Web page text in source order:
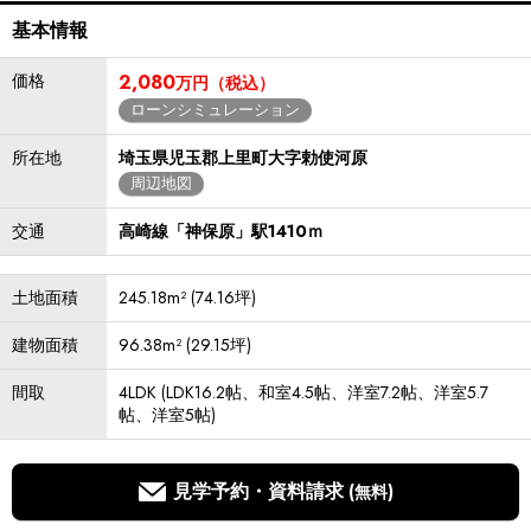
基本情報
価格 2,080万円（税込）
ローンシミュレーション
所在地 埼玉県児玉郡上里町大字勅使河原
周辺地図
交通 高崎線「神保原」駅1410ｍ
土地面積
245.18m² (74.16坪)
建物面積
96.38m² (29.15坪)
間取
4LDK (LDK16.2帖、和室4.5帖、洋室7.2帖、洋室5.7
帖、洋室5帖)
見学予約・資料請求 (無料)